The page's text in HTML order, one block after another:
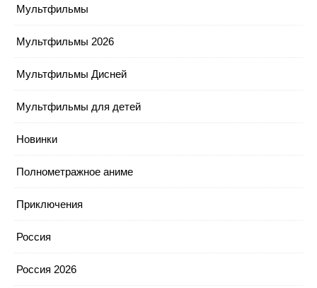
Мультфильмы
Мультфильмы 2026
Мультфильмы Дисней
Мультфильмы для детей
Новинки
Полнометражное аниме
Приключения
Россия
Россия 2026